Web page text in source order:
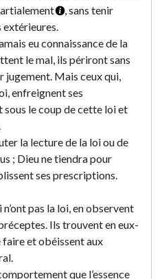
, sans tenir
eu connaissance de la
le mal, ils périront sans
jugement. Mais ceux qui,
enfreignent ses
le coup de cette loi et
la lecture de la loi ou de
; Dieu ne tiendra pour
ses prescriptions.
pas la loi, en observent
Ils trouvent en eux-
faire et obéissent aux
que l’essence